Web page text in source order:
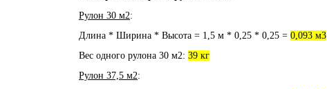
Рулон 30 м2:
Длина * Ширина * Высота = 1,5 м * 0,25 * 0,25 = 0,093 м3
Вес одного рулона 30 м2: 39 кг
Рулон 37,5 м2: